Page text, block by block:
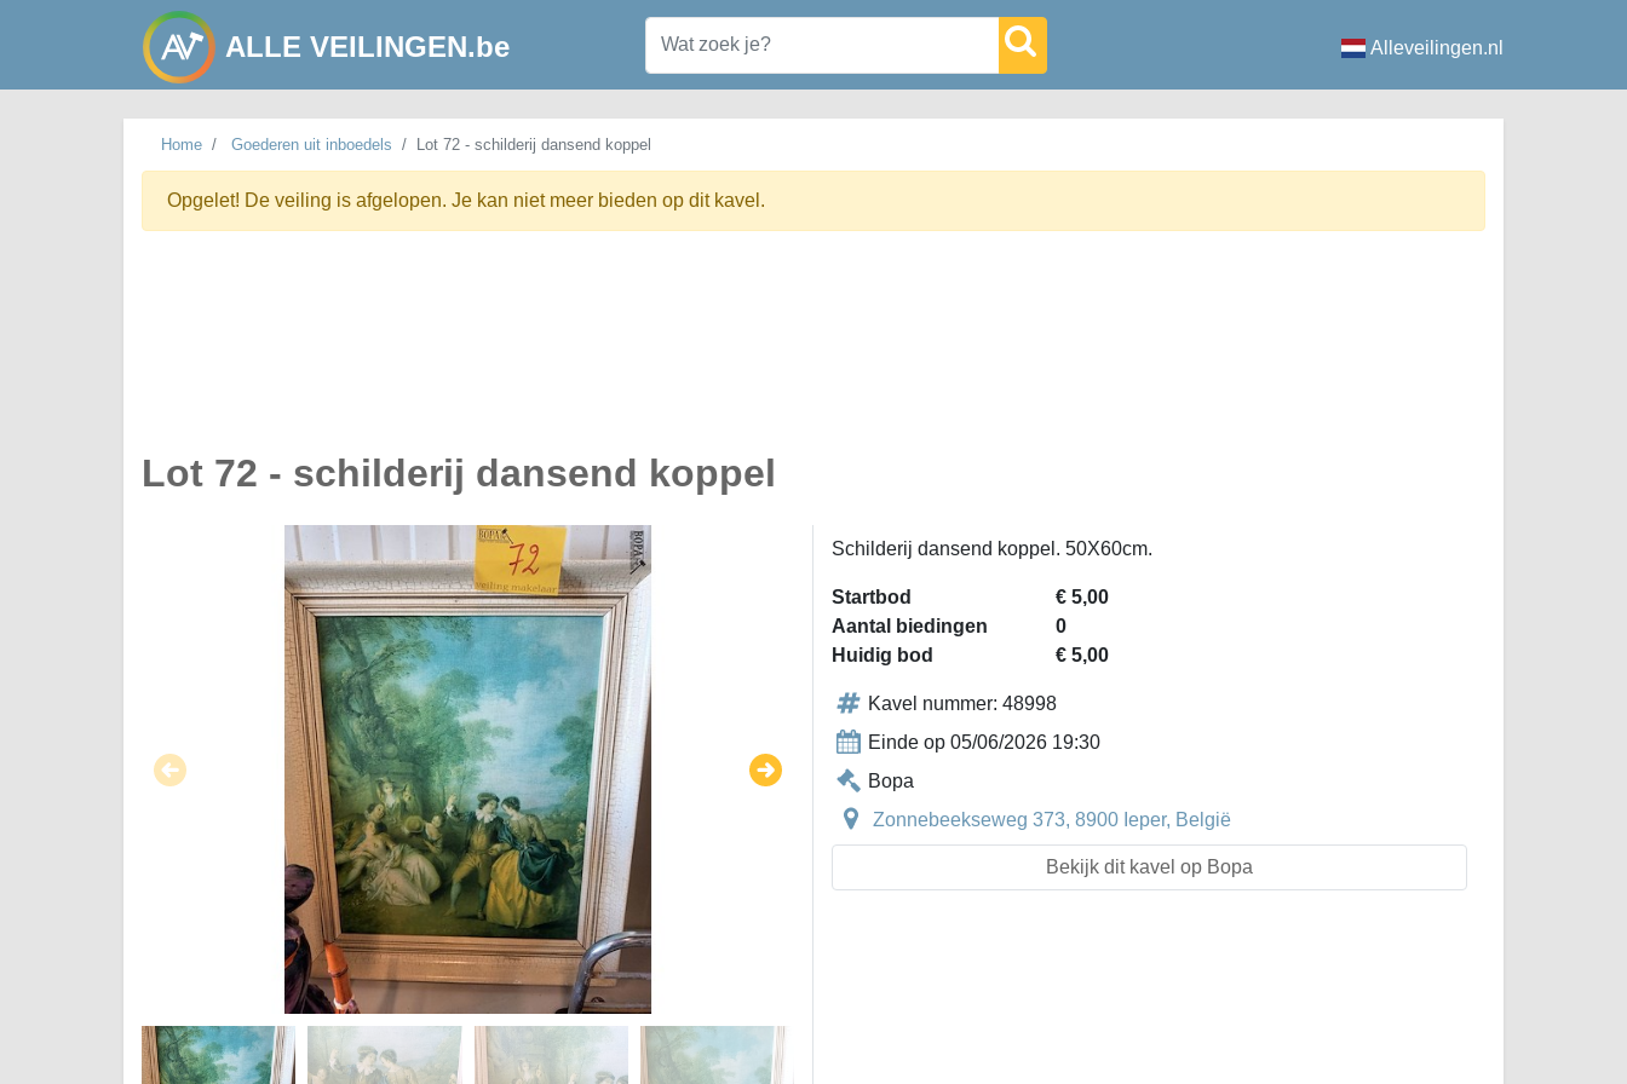
ALLE VEILINGEN.be Alleveilingen.nl
Home Goederen uit inboedels Lot 72 - schilderij dansend koppel
Opgelet! De veiling is afgelopen. Je kan niet meer bieden op dit kavel.
Lot 72 - schilderij dansend koppel
Schilderij dansend koppel. 50X60cm.
Startbod
€ 5,00
Aantal biedingen
0
Huidig bod
€ 5,00
Kavel nummer: 48998
Einde op 05/06/2026 19:30
Bopa
Zonnebeekseweg 373, 8900 Ieper, België
Bekijk dit kavel op Bopa